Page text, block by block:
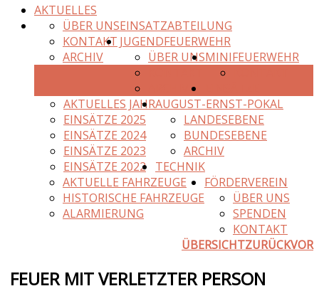
AKTUELLES
EINSATZABTEILUNG
ÜBER UNS
KONTAKT
ARCHIV
JUGENDFEUERWEHR
ÜBER UNSMINIFEUERWEHR
AKTUELLES JAHR
EINSÄTZE 2025
EINSÄTZE 2024
EINSÄTZE 2023
EINSÄTZE 2022
AUGUST-ERNST-POKAL
LANDESEBENE
BUNDESEBENE
ARCHIV
TECHNIK
AKTUELLE FAHRZEUGE
HISTORISCHE FAHRZEUGE
ALARMIERUNG
FÖRDERVEREIN
ÜBER UNS
SPENDEN
KONTAKT
ÜBERSICHTZURÜCKVOR
FEUER MIT VERLETZTER PERSON